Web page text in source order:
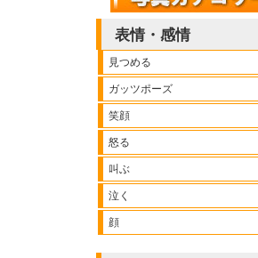
表情・感情
見つめる
ガッツポーズ
笑顔
怒る
叫ぶ
泣く
顔